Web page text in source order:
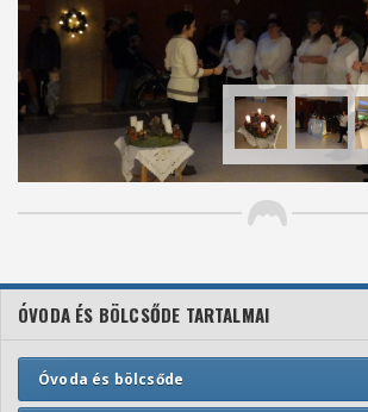
ÓVODA ÉS BÖLCSŐDE TARTALMAI
Óvoda és bölcsőde